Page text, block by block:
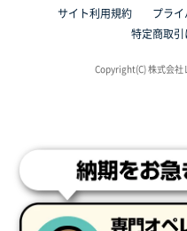
ブックメモ付箋
200枚
2025年10月16日 10:30
過去に製造をお願い
に進められるから
東京都S社様
サイト利用規約 プライ
特定商取引
Copyright(C) 株式会社